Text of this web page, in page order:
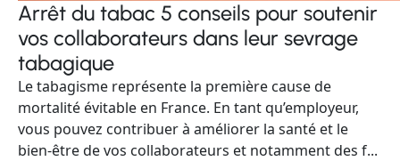
Arrêt du tabac 5 conseils pour soutenir
vos collaborateurs dans leur sevrage
tabagique
Le tabagisme représente la première cause de
mortalité évitable en France. En tant qu’employeur,
vous pouvez contribuer à améliorer la santé et le
bien-être de vos collaborateurs et notamment des f...